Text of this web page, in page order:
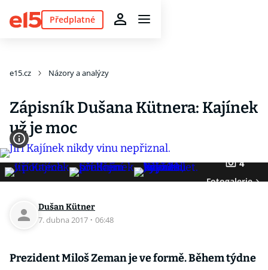
Předplatné
e15.cz Názory a analýzy
Zápisník Dušana Kütnera: Kajínek
už je moc
4
Fotogalerie
Dušan Kütner
7. dubna 2017 · 06:48
Prezident Miloš Zeman je ve formě. Během týdne